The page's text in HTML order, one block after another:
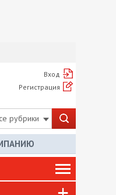
Вход
Регистрация
рубрики